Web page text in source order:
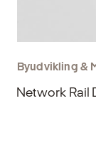
Byudvikling &
Network Rail